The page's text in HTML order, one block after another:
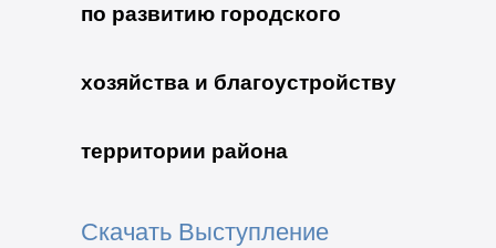
по развитию городского
хозяйства и благоустройству
территории района
Скачать Выступление